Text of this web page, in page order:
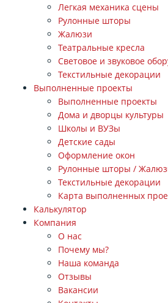
Легкая механика сцены
Рулонные шторы
Жалюзи
Театральные кресла
Световое и звуковое
Текстильные декорации
Выполненные проекты
Выполненные проекты
Дома и дворцы культуры
Школы и ВУЗы
Детские сады
Оформление окон
Рулонные шторы /
Текстильные декорации
Карта выполненных
Калькулятор
Компания
О нас
Почему мы?
Наша команда
Отзывы
Вакансии